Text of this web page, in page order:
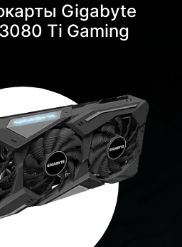
Gigabyte
Ti Gaming